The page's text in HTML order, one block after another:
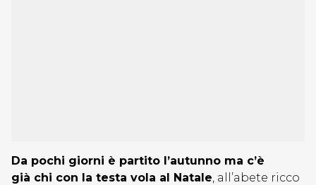
Da pochi giorni è partito l’autunno ma c’è
già chi con la testa vola al Natale, all’abete ricco